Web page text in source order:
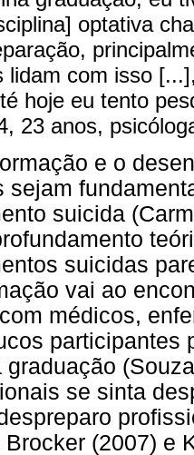
optativa
lidam com isso
hoje eu tento
23 anos,
e o
sejam
suicida
suicidas
vai ao
médicos,
participantes
graduação
se sinta
Brocker (2007) e